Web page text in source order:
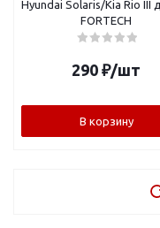
Hyundai Solaris/Kia Rio III
FORTECH
290 ₽/шт
В корзину